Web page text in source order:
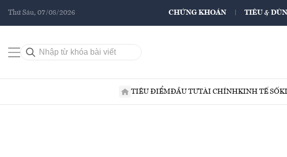
Thứ Sáu, 07/08/2026 CHỨNG KHOÁN TIÊU &
TIÊU ĐIỂMĐẦU TƯTÀI CHÍNHKINH TẾ SỐ